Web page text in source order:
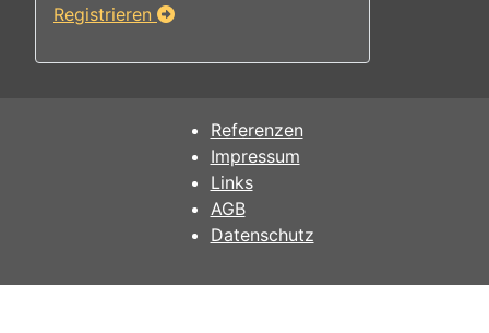
Registrieren
Referenzen
Impressum
Links
AGB
Datenschutz